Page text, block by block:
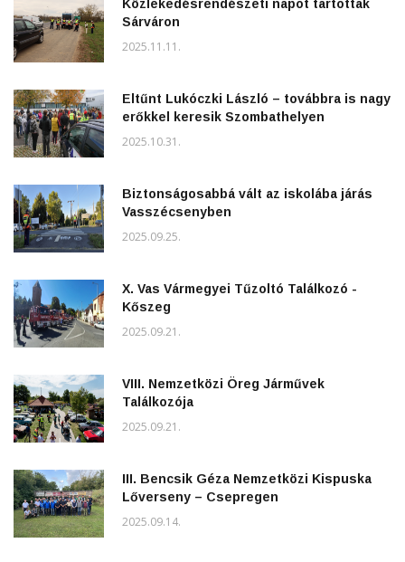
Közlekedésrendészeti napot tartottak
Sárváron
2025.11.11.
Eltűnt Lukóczki László – továbbra is nagy
erőkkel keresik Szombathelyen
2025.10.31.
Biztonságosabbá vált az iskolába járás
Vasszécsenyben
2025.09.25.
X. Vas Vármegyei Tűzoltó Találkozó -
Kőszeg
2025.09.21.
VIII. Nemzetközi Öreg Járművek
Találkozója
2025.09.21.
III. Bencsik Géza Nemzetközi Kispuska
Lőverseny – Csepregen
2025.09.14.